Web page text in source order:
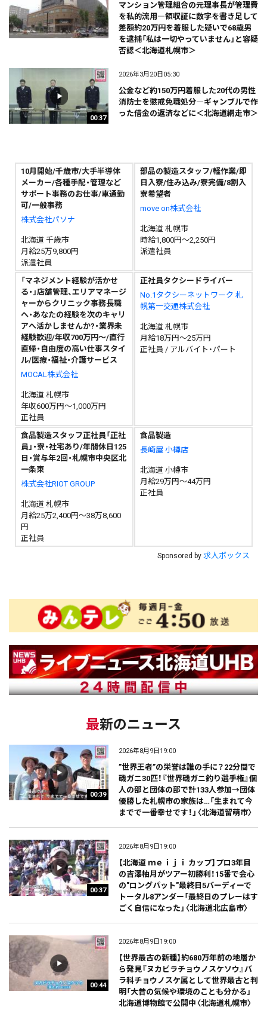
マンション管理組合の元理事長が管理費
を私的流用―領収証に数字を書き足して
差額約20万円を着服した疑いで68歳男
を逮捕「私は一切やっていません」と容疑
否認＜北海道札幌市＞
00:37
2026年3月20日05:30
公金など約150万円着服した20代の男性
消防士を懲戒免職処分―ギャンブルで作
った借金の返済などに＜北海道網走市＞
10月開始/千歳市/大手半導体
メーカー/各種手配・管理など
サポート事務のお仕事/車通勤
可/一般事務
株式会社パソナ
北海道 千歳市
月給25万9,800円
派遣社員
部品の製造スタッフ/軽作業/即
日入寮/住み込み/寮完備/8割入
寮希望者
move on株式会社
北海道 札幌市
時給1,800円～2,250円
派遣社員
「マネジメント経験が活かせ
る・」店舗管理、エリアマネージ
ャーからクリニック事務長職
へ・あなたの経験を次のキャリ
アへ活かしませんか?・業界未
経験歓迎/年収700万円～/直行
直帰・自由度の高い仕事スタイ
ル/医療・福祉・介護サービス
MOCAL株式会社
北海道 札幌市
年収600万円～1,000万円
正社員
正社員タクシードライバー
No.1タクシーネットワーク 札
幌第一交通株式会社
北海道 札幌市
月給18万円～25万円
正社員 / アルバイト・パート
食品製造スタッフ正社員「正社
員」・寮・社宅あり/年間休日125
日・賞与年2回・札幌市中央区北
一条東
株式会社RIOT GROUP
北海道 札幌市
月給25万2,400円～38万8,600
円
正社員
食品製造
長崎屋 小樽店
北海道 小樽市
月給29万円～44万円
正社員
Sponsored by 求人ボックス
最新のニュース
00:39
2026年8月9日19:00
”世界王者”の栄誉は誰の手に？22分間で
磯ガニ30匹！『世界磯ガニ釣り選手権』個
人の部と団体の部で計133人参加→団体
優勝した札幌市の家族は…「生まれて今
までで一番幸せです！」〈北海道留萌市〉
00:37
2026年8月9日19:00
【北海道 ｍｅｉｊｉ カップ】プロ3年目
の吉澤柚月がツアー初勝利！15番で会心
の"ロングパット"最終日5バーディーで
トータル8アンダー「最終日のプレーはす
ごく自信になった」〈北海道北広島市〉
00:44
2026年8月9日19:00
【世界最古の新種】約680万年前の地層か
ら発見『ヌカビラチョウノスケソウ』バ
ラ科チョウノスケ属として世界最古と判
明「大昔の気候や環境のことも分かる」
北海道博物館で公開中〈北海道札幌市〉